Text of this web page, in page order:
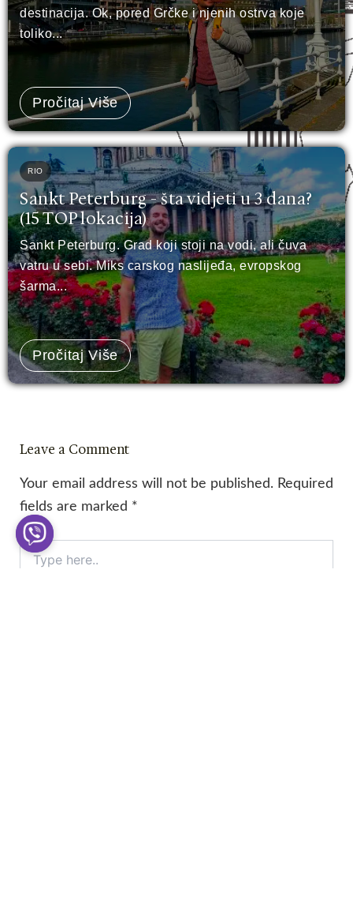
destinacija. Ok, pored Grčke i njenih ostrva koje
toliko...
Pročitaj Više
RIO
Sankt Peterburg - šta vidjeti u 3 dana?
(15 TOP lokacija)
Sankt Peterburg. Grad koji stoji na vodi, ali čuva
vatru u sebi. Miks carskog naslijeđa, evropskog
šarma...
Pročitaj Više
Leave a Comment
Your email address will not be published. Required
fields are marked *
Type
here..